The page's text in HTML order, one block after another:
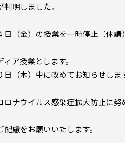
明しました。
（金）の授業を一時停止（休講
ア授業とします。
（木）中に改めてお知らせしま
ナウイルス感染症拡大防止に努
慮をお願いいたします。